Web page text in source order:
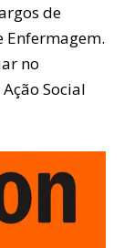
de
Enfermagem.
no
Social